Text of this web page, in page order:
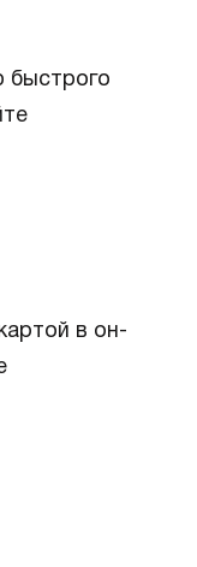
быстрого
в он-